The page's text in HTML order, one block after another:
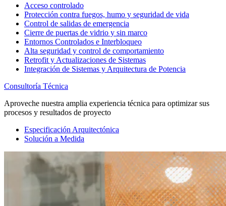
Acceso controlado
Protección contra fuegos, humo y seguridad de vida
Control de salidas de emergencia
Cierre de puertas de vidrio y sin marco
Entornos Controlados e Interbloqueo
Alta seguridad y control de comportamiento
Retrofit y Actualizaciones de Sistemas
Integración de Sistemas y Arquitectura de Potencia
Consultoría Técnica
Aproveche nuestra amplia experiencia técnica para optimizar sus
procesos y resultados de proyecto
Especificación Arquitectónica
Solución a Medida